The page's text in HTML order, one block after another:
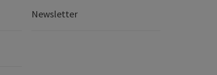
Newsletter